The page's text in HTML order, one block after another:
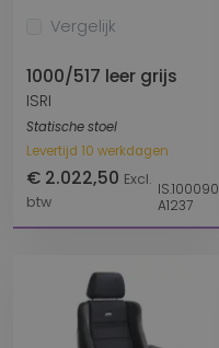
Vergelijk
1000/517 leer grijs
ISRI
Statische stoel
Levertijd 10 werkdagen
€ 2.022,50 Excl.
btw
IS.100090
A1237